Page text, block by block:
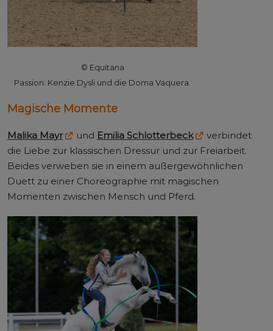
© Equitana
Passion: Kenzie Dysli und die Doma Vaquera.
Magische Momente
Malika Mayr und Emilia Schlotterbeck
verbindet
die Liebe zur klassischen Dressur und zur Freiarbeit.
Beides verweben sie in einem außergewöhnlichen
Duett zu einer Choreographie mit magischen
Momenten zwischen Mensch und Pferd.